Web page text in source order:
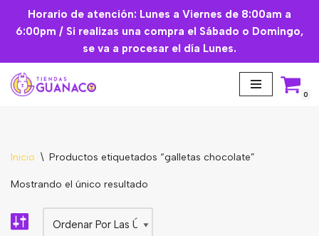
Saltar
contenido
Horario de atención: Lunes a Viernes de 8:00am a
6:00pm / Si realizas una compra el Sábado o Domingo,
se va a procesar el día Lunes.
0
Mascarilla facial
Inicio \ Productos etiquetados “galletas chocolate”
Mostrando el único resultado